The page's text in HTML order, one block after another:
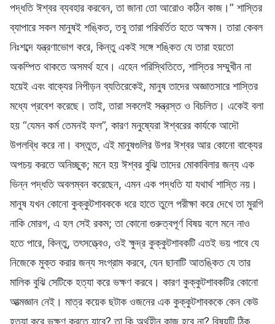
পদ্ধতি ঈশ্বর ব্যবহার করবেন, তা জানা তো আরোও কঠিন কাজ।” শাস্তির
ব্যাপারে সকল মানুষই শঙ্কিত, তবু তারা পরিবর্তিত হতে অক্ষম। তারা কেবল
নিঃশব্দে যন্ত্রণাভোগ করে, কিন্তু একই সঙ্গে শঙ্কিত যে তারা হয়তো
অকম্পিত থাকতে অসমর্থ হবে। এহেন পরিস্থিতিতে, শাস্তির সম্মুখীন না
হয়েই এবং বাক্যের নিপীড়ন ব্যতিরেকেই, মানুষ তাদের অজ্ঞাতসারে শাস্তির
মধ্যে প্রবেশ করেছে। তাই, তারা সকলেই সন্ত্রস্ত ও বিচলিত। একেই বলা
হয় “যেমন কর্ম তেমনই ফল”, কারণ মনুষ্যেরা ঈশ্বরের কার্যকে আদৌ
উপলব্ধি করে না। বস্তুত, এই মানুষগুলির উপর ঈশ্বর আর কোনো বাক্যের
অপচয় করতে অনিচ্ছুক; মনে হয় ঈশ্বর বুঝি তাদের মোকাবিলার জন্য এক
ভিন্ন পদ্ধতি অবলম্বন করেছেন, এমন এক পদ্ধতি যা যথার্থ শাস্তি নয়।
মানুষ যখন কোনো কুক্কুটশাবককে ধরে হাতে তুলে পরীক্ষা করে দেখে তা মুরগি
নাকি মোরগ, এ হল সেই রকম; তা কোনো গুরুত্বপূর্ণ বিষয় বলে মনে নাও
হতে পারে, কিন্তু, তৎসত্ত্বেও, ওই ক্ষুদ্র কুক্কুটশাবকটি এতই ভয় পাবে যে
নিজেকে মুক্ত করার জন্য সংগ্রাম করবে, যেন ছানাটি আতঙ্কিত যে তার
মালিক বুঝি সেটিকে হত্যা করে ভক্ষণ করবে। কারণ কুক্কুটশাবকটির কোনো
আত্মজ্ঞান নেই। মাত্র কয়েক ছটাক ওজনের এক কুক্কুটশাবককে কেন কেউ
হত্যা করে ভক্ষণ করতে যাবে? তা কি অর্থহীন কাজ হবে না? বিষয়টি ঠিক